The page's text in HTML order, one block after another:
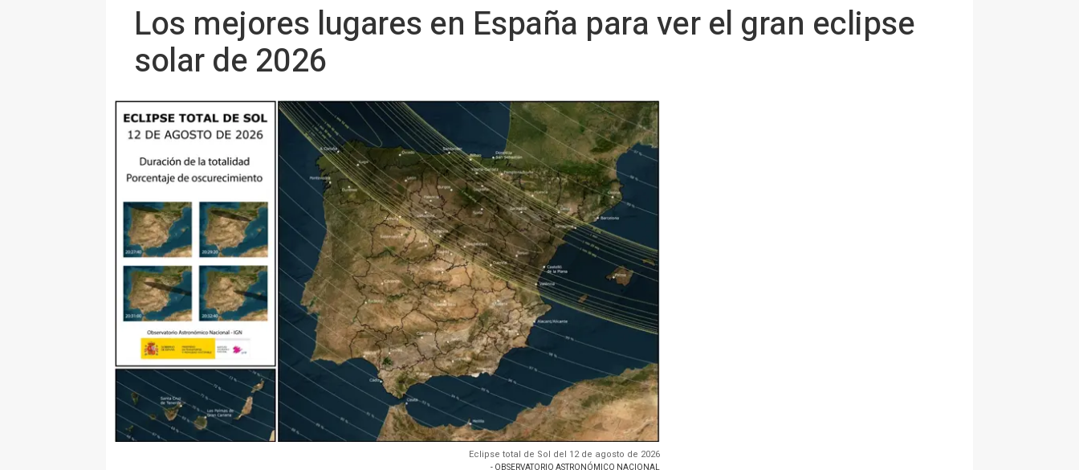
Los mejores lugares en España para ver el gran eclipse
solar de 2026
Eclipse total de Sol del 12 de agosto de 2026
- OBSERVATORIO ASTRONÓMICO NACIONAL